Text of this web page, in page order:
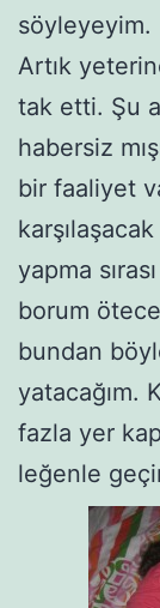
söyleyeyim.
Artık
tak etti. Şu
habersiz
bir faaliyet
yapma
borum
bundan
yatacağım.
fazla yer
leğenle